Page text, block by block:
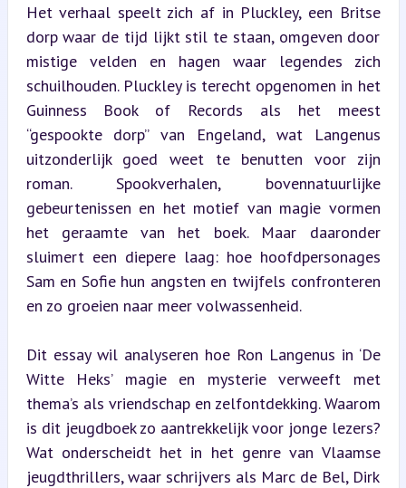
Het verhaal speelt zich af in Pluckley, een Britse
dorp waar de tijd lijkt stil te staan, omgeven door
mistige velden en hagen waar legendes zich
schuilhouden. Pluckley is terecht opgenomen in het
Guinness Book of Records als het meest
“gespookte dorp” van Engeland, wat Langenus
uitzonderlijk goed weet te benutten voor zijn
roman. Spookverhalen, bovennatuurlijke
gebeurtenissen en het motief van magie vormen
het geraamte van het boek. Maar daaronder
sluimert een diepere laag: hoe hoofdpersonages
Sam en Sofie hun angsten en twijfels confronteren
en zo groeien naar meer volwassenheid.
Dit essay wil analyseren hoe Ron Langenus in ‘De
Witte Heks’ magie en mysterie verweeft met
thema’s als vriendschap en zelfontdekking. Waarom
is dit jeugdboek zo aantrekkelijk voor jonge lezers?
Wat onderscheidt het in het genre van Vlaamse
jeugdthrillers, waar schrijvers als Marc de Bel, Dirk